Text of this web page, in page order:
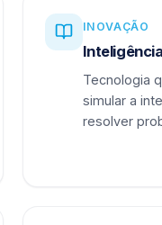
INOVAÇÃO
Tecnologia
simular a
resolver